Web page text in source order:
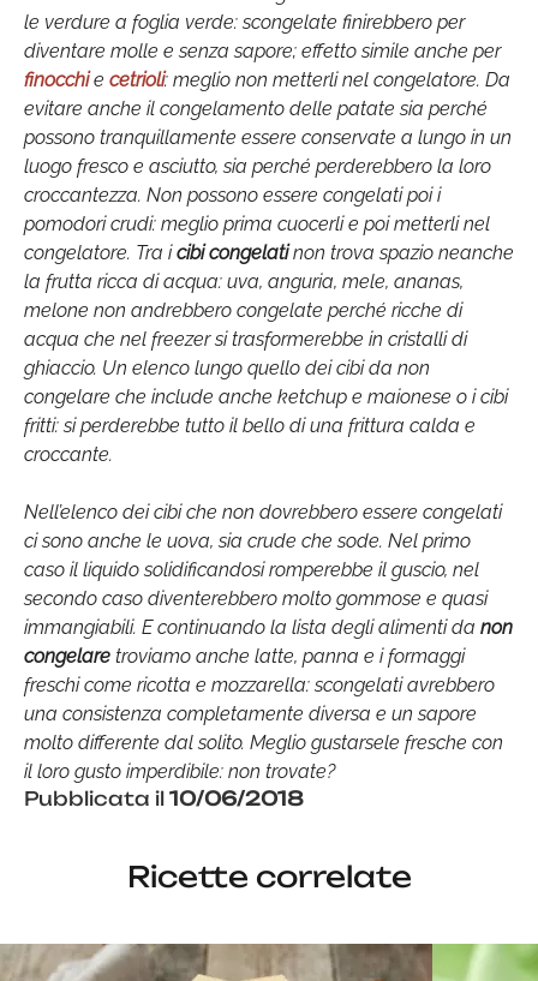
le verdure a foglia verde: scongelate finirebbero per
diventare molle e senza sapore; effetto simile anche per
finocchie cetrioli: meglio non metterli nel congelatore. Da
evitare anche il congelamento delle patate sia perché
possono tranquillamente essere conservate a lungo in un
luogo fresco e asciutto, sia perché perderebbero la loro
croccantezza. Non possono essere congelati poi i
pomodori crudi: meglio prima cuocerli e poi metterli nel
congelatore. Tra icibi congelatinon trova spazio neanche
la frutta ricca di acqua: uva, anguria, mele, ananas,
melone non andrebbero congelate perché ricche di
acqua che nel freezer si trasformerebbe in cristalli di
ghiaccio. Un elenco lungo quello dei cibi da non
congelare che include anche ketchup e maionese o i cibi
fritti: si perderebbe tutto il bello di una frittura calda e
croccante.
Nell’elenco dei cibi che non dovrebbero essere congelati
ci sono anche le uova, sia crude che sode. Nel primo
caso il liquido solidificandosi romperebbe il guscio, nel
secondo caso diventerebbero molto gommose e quasi
immangiabili. E continuando la lista degli alimenti da non
congelare troviamo anche latte, panna e i formaggi
freschi come ricotta e mozzarella: scongelati avrebbero
una consistenza completamente diversa e un sapore
molto differente dal solito. Meglio gustarsele fresche con
il loro gusto imperdibile: non trovate?
Pubblicata il 10/06/2018
Ricette correlate